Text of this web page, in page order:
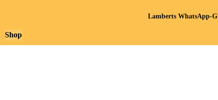
Shop
Lamberts WhatsApp-